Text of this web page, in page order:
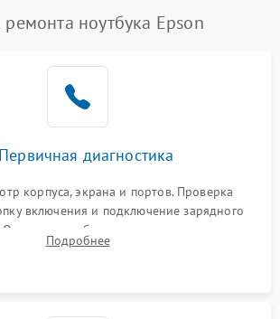
ноутбука Epson
диагностика
корпуса, экрана и портов. Проверка
включения и подключение зарядного
Оценка потребления тока с помощью
питания для локализации проблемы.
Подробнее